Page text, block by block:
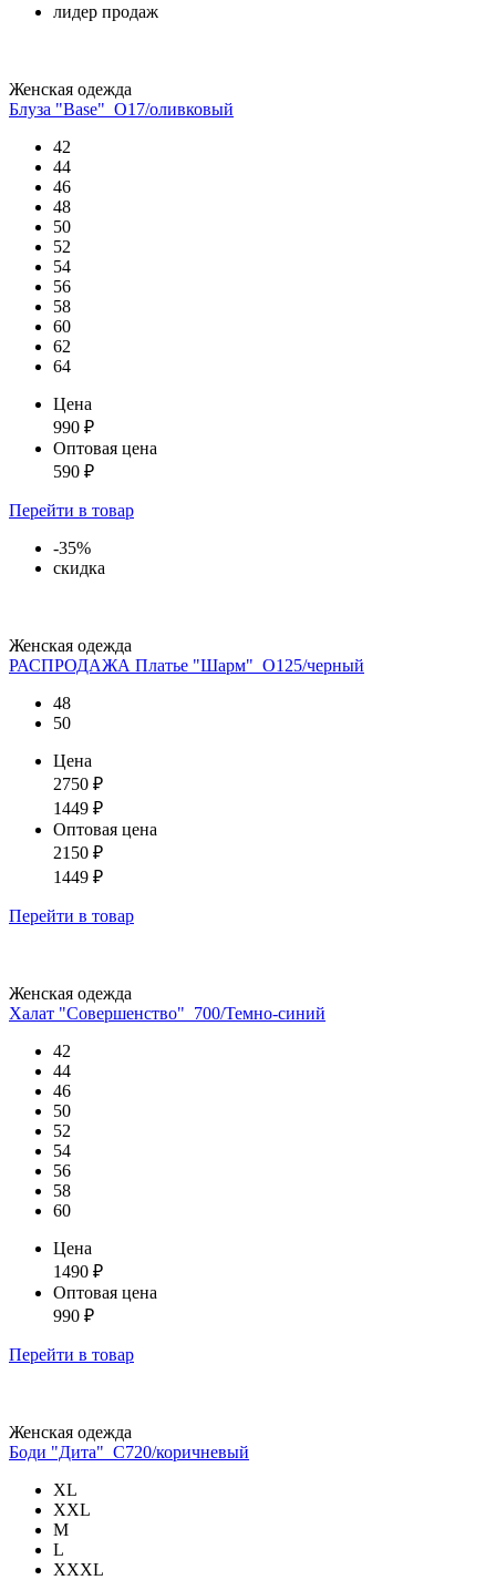
лидер продаж
Женская одежда
Блуза "Base"_О17/оливковый
42
44
46
48
50
52
54
56
58
60
62
64
Цена
990 ₽
Оптовая цена
590 ₽
Перейти в товар
-35%
скидка
Женская одежда
РАСПРОДАЖА Платье "Шарм"_О125/черный
48
50
Цена
2750 ₽
1449 ₽
Оптовая цена
2150 ₽
1449 ₽
Перейти в товар
Женская одежда
Халат "Совершенство"_700/Темно-синий
42
44
46
50
52
54
56
58
60
Цена
1490 ₽
Оптовая цена
990 ₽
Перейти в товар
Женская одежда
Боди "Дита"_С720/коричневый
XL
XXL
М
L
XXXL